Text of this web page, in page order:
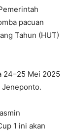
pacuan
Tahun (HUT)
24–25 Mei 2025
Jeneponto.
1 ini akan